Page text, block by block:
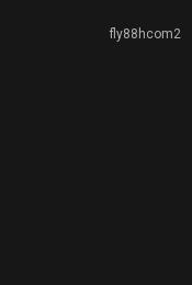
fly88hcom2